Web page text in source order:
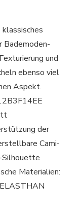
Bademoden-
und
ebenso viel
Aspekt.
der
Cami-
Silhouette
Materialien: